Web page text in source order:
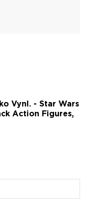
Vynl. - Star Wars
Action Figures,